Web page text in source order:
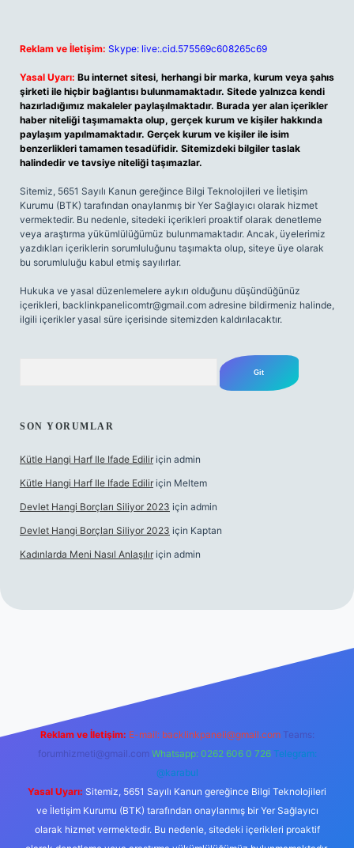
Reklam ve İletişim: Skype: live:.cid.575569c608265c69
Yasal Uyarı: Bu internet sitesi, herhangi bir marka, kurum veya şahıs
şirketi ile hiçbir bağlantısı bulunmamaktadır. Sitede yalnızca kendi
hazırladığımız makaleler paylaşılmaktadır. Burada yer alan içerikler
haber niteliği taşımamakta olup, gerçek kurum ve kişiler hakkında
paylaşım yapılmamaktadır. Gerçek kurum ve kişiler ile isim
benzerlikleri tamamen tesadüfidir. Sitemizdeki bilgiler taslak
halindedir ve tavsiye niteliği taşımazlar.
Sitemiz, 5651 Sayılı Kanun gereğince Bilgi Teknolojileri ve İletişim
Kurumu (BTK) tarafından onaylanmış bir Yer Sağlayıcı olarak hizmet
vermektedir. Bu nedenle, sitedeki içerikleri proaktif olarak denetleme
veya araştırma yükümlülüğümüz bulunmamaktadır. Ancak, üyelerimiz
yazdıkları içeriklerin sorumluluğunu taşımakta olup, siteye üye olarak
bu sorumluluğu kabul etmiş sayılırlar.
Hukuka ve yasal düzenlemelere aykırı olduğunu düşündüğünüz
içerikleri, backlinkpanelicomtr@gmail.com adresine bildirmeniz halinde,
ilgili içerikler yasal süre içerisinde sitemizden kaldırılacaktır.
SON YORUMLAR
Kütle Hangi Harf Ile Ifade Edilir için admin
Kütle Hangi Harf Ile Ifade Edilir için Meltem
Devlet Hangi Borçları Siliyor 2023 için admin
Devlet Hangi Borçları Siliyor 2023 için Kaptan
Kadınlarda Meni Nasıl Anlaşılır için admin
Reklam ve İletişim: E-mail: backlinkpaneli@gmail.com Teams:
forumhizmeti@gmail.com Whatsapp: 0262 606 0 726 Telegram:
@karabul
Yasal Uyarı: Sitemiz, 5651 Sayılı Kanun gereğince Bilgi Teknolojileri
ve İletişim Kurumu (BTK) tarafından onaylanmış bir Yer Sağlayıcı
olarak hizmet vermektedir. Bu nedenle, sitedeki içerikleri proaktif